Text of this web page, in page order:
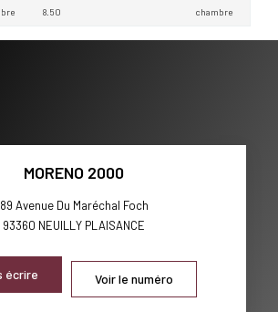
8.50 chambre
MORENO 2000
89 Avenue Du Maréchal Foch
93360 NEUILLY PLAISANCE
écrire Voir le numéro